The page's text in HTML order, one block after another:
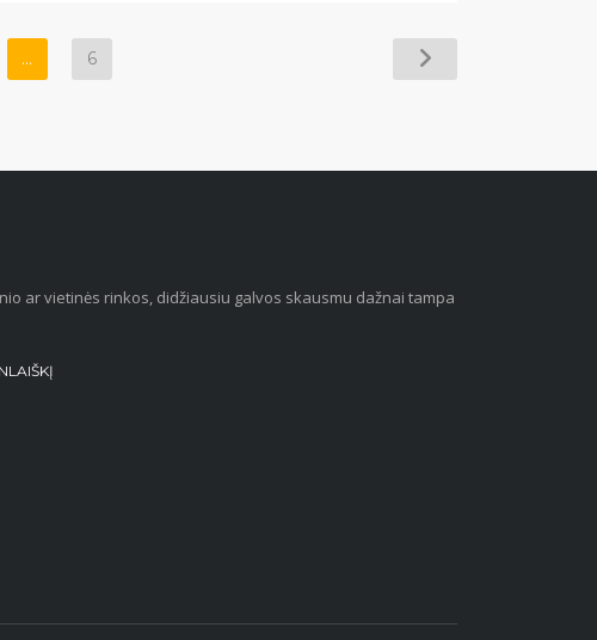
… 6
ar vietinės rinkos, didžiausiu galvos skausmu dažnai tampa